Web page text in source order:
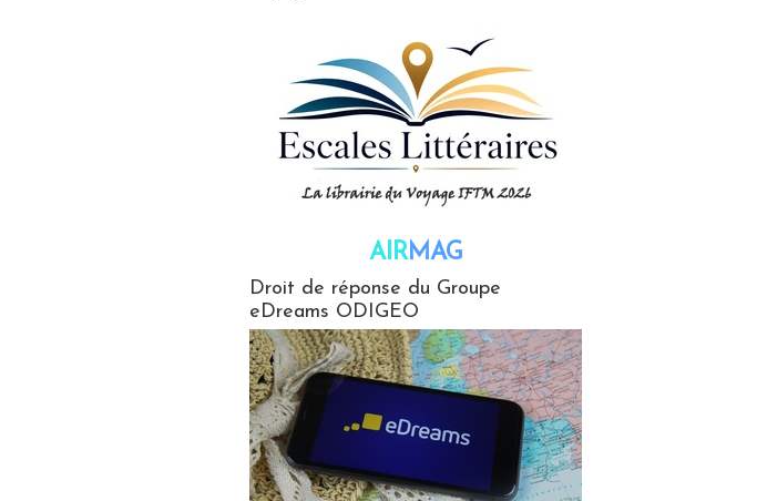
AIRMAG
Droit de réponse du Groupe
eDreams ODIGEO